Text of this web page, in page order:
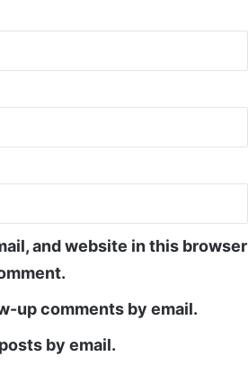
and website in this browser
up comments by email.
by email.